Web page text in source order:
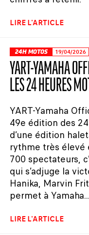
LIRE L'ARTICLE
24H MOTOS 19/04/2026
YART-YAMAHA
LES 24 HEURES
YART-Yamaha
49e édition des
d’une édition
rythme très
700 spectateurs,
qui s’adjuge la
Hanika, Marvin
permet à Yamaha...
LIRE L'ARTICLE